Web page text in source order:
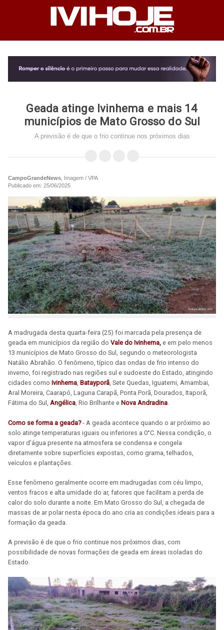
Geada atinge Ivinhema e mais 14
municípios de Mato Grosso do Sul
A previsão é de que o frio continue nos próximos dias
CampoGrandeNews , Imagem / VPA
Publicado em: 25/06/2025
A madrugada desta quarta-feira (25) foi marcada pela presença de
geada em municípios da região do Vale do Ivinhema, e em pelo menos
13 municípios de Mato Grosso do Sul, segundo o meteorologista
Natálio Abrahão. O fenômeno, típico das ondas de frio intenso do
inverno, foi registrado nas regiões sul e sudoeste do Estado, atingindo
cidades como Ivinhema, Batayporã, Sete Quedas, Iguatemi, Amambai,
Aral Moreira, Caarapó, Laguna Carapã, Ponta Porã, Dourados, Itaporã,
Fátima do Sul, Angélica, Rio Brilhante e Nova Andradina.
Como se forma a geada?- A geada acontece quando o ar próximo ao
solo atinge temperaturas iguais ou inferiores a 0°C. Nessa condição, o
vapor d’água presente na atmosfera se condensa e congela
diretamente sobre superfícies expostas, como grama, telhados,
veículos e plantações.
Esse fenômeno geralmente ocorre em madrugadas com céu limpo,
ventos fracos e alta umidade do ar, fatores que facilitam a perda de
calor do solo durante a noite. Em Mato Grosso do Sul, a chegada de
massas de ar polar nesta época do ano cria as condições ideais para a
formação da geada.
A previsão é de que o frio continue nos próximos dias, com
possibilidade de novas formações de geada em áreas isoladas do
Estado.